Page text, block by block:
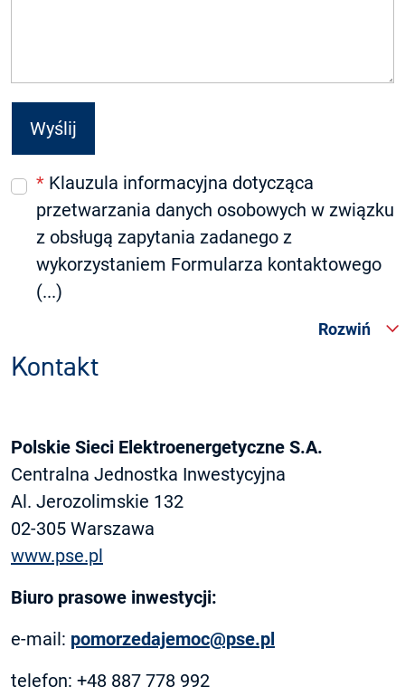
* Klauzula informacyjna dotycząca
przetwarzania danych osobowych w związku
z obsługą zapytania zadanego z
wykorzystaniem Formularza kontaktowego
(...)
Rozwiń
Kontakt
Polskie Sieci Elektroenergetyczne S.A.
Centralna Jednostka Inwestycyjna
Al. Jerozolimskie 132
02-305 Warsz­awa
www.pse.pl
Biuro prasowe inwestycji:
e-mail: pomorzedajemoc@pse.pl
telefon: +48 887 778 992